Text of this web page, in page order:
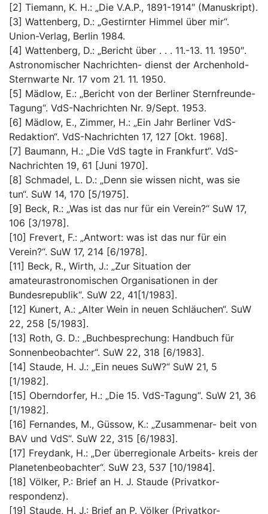
[2] Tiemann, K. H.: „Die V.A.P., 1891-1914″ (Manuskript).
[3] Wattenberg, D.: „Gestirnter Himmel über mir“.
Union-Verlag, Berlin 1984.
[4] Wattenberg, D.: „Bericht über . . . 11.-13. 11. 1950″.
Astronomischer Nachrichten- dienst der Archenhold-
Sternwarte Nr. 17 vom 21. 11. 1950.
[5] Mädlow, E.: „Bericht von der Berliner Sternfreunde-
Tagung“. VdS-Nachrichten Nr. 9/Sept. 1953.
[6] Mädlow, E., Zimmer, H.: „Ein Jahr Berliner VdS-
Redaktion“. VdS-Nachrichten 17, 127 [Okt. 1968].
[7] Baumann, H.: „Die VdS tagte in Frankfurt“. VdS-
Nachrichten 19, 61 [Juni 1970].
[8] Schmadel, L. D.: „Denn sie wissen nicht, was sie
tun“. SuW 14, 170 [5/1975].
[9] Beck, R.: „Was ist das nur für ein Verein?“ SuW 17,
106 [3/1978].
[10] Frevert, F.: „Antwort: was ist das nur für ein
Verein?“. SuW 17, 214 [6/1978].
[11] Beck, R., Wirth, J.: „Zur Situation der
amateurastronomischen Organisationen in der
Bundesrepublik“. SuW 22, 41[1/1983].
[12] Kunert, A.: „Alter Wein in neuen Schläuchen“. SuW
22, 258 [5/1983].
[13] Roth, G. D.: „Buchbesprechung: Handbuch für
Sonnenbeobachter“. SuW 22, 318 [6/1983].
[14] Staude, H. J.: „Ein neues SuW?“ SuW 21, 5
[1/1982].
[15] Oberndorfer, H.: „Die 15. VdS-Tagung“. SuW 21, 36
[1/1982].
[16] Fernandes, M., Güssow, K.: „Zusammenar- beit von
BAV und VdS“. SuW 22, 315 [6/1983].
[17] Freydank, H.: „Der überregionale Arbeits- kreis der
Planetenbeobachter“. SuW 23, 537 [10/1984].
[18] Völker, P.: Brief an H. J. Staude (Privatkor-
respondenz).
[19] Staude, H. J.: Brief an P. Völker (Privatkor-